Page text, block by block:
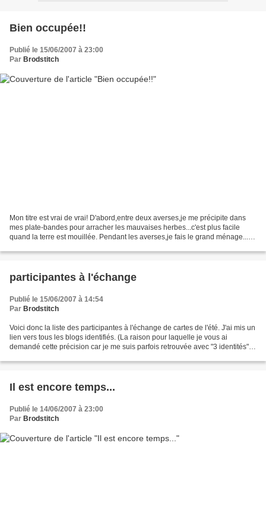
Bien occupée!!
Publié le 15/06/2007 à 23:00
Par Brodstitch
Mon titre est vrai de vrai! D'abord,entre deux averses,je me précipite dans
mes plate-bandes pour arracher les mauvaises herbes...c'est plus facile
quand la terre est mouillée. Pendant les averses,je fais le grand ménage...et
participantes à l'échange
Publié le 15/06/2007 à 14:54
Par Brodstitch
Voici donc la liste des participantes à l'échange de cartes de l'été. J'ai mis un
lien vers tous les blogs identifiés. (La raison pour laquelle je vous ai
demandé cette précision car je me suis parfois retrouvée avec "3 identités"
Il est encore temps...
Publié le 14/06/2007 à 23:00
Par Brodstitch